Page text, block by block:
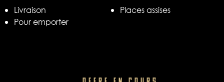
Livraison​
Pour emporter​
Places assises